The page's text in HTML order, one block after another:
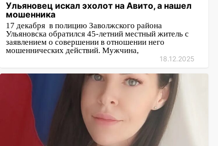
Ульяновец искал эхолот на Авито, а нашел
мошенника
17 декабря в полицию Заволжского района
Ульяновска обратился 45-летний местный житель с
заявлением о совершении в отношении него
мошеннических действий. Мужчина,
18.12.2025